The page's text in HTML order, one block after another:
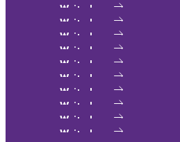
Weiterlesen
Weiterlesen
Weiterlesen
Weiterlesen
Weiterlesen
Weiterlesen
Weiterlesen
Weiterlesen
Weiterlesen
Weiterlesen